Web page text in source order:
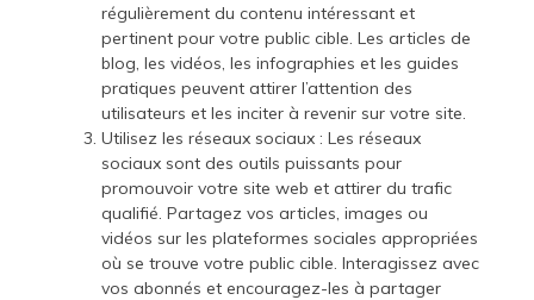
régulièrement du contenu intéressant et
pertinent pour votre public cible. Les articles de
blog, les vidéos, les infographies et les guides
pratiques peuvent attirer l’attention des
utilisateurs et les inciter à revenir sur votre site.
Utilisez les réseaux sociaux : Les réseaux
sociaux sont des outils puissants pour
promouvoir votre site web et attirer du trafic
qualifié. Partagez vos articles, images ou
vidéos sur les plateformes sociales appropriées
où se trouve votre public cible. Interagissez avec
vos abonnés et encouragez-les à partager